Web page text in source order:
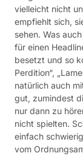
vielleicht nicht
empfiehlt sich,
sehen. Was
für einen
besetzt und so
Perdition“,
natürlich auch
gut, zumindest
nur dann zu
nicht spielten.
einfach
vom